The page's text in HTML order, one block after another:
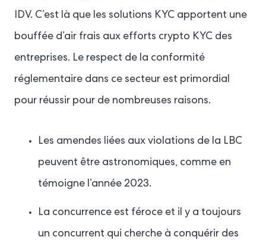
IDV. C’est là que les solutions KYC apportent une
bouffée d’air frais aux efforts crypto KYC des
entreprises. Le respect de la conformité
réglementaire dans ce secteur est primordial
pour réussir pour de nombreuses raisons.
Les amendes liées aux violations de la LBC
peuvent être astronomiques, comme en
témoigne l’année 2023.
La concurrence est féroce et il y a toujours
un concurrent qui cherche à conquérir des